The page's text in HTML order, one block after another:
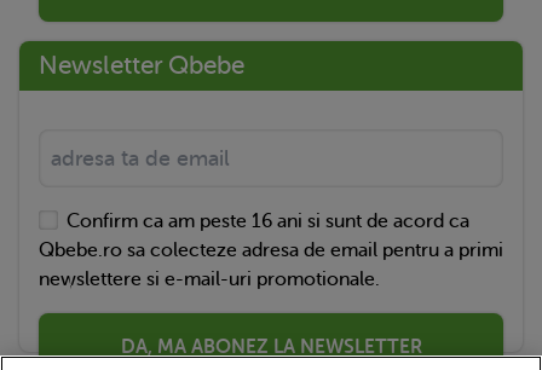
Newsletter Qbebe
Confirm ca am peste 16 ani si sunt de acord ca
Qbebe.ro sa colecteze adresa de email pentru a primi
newslettere si e-mail-uri promotionale.
DA, MA ABONEZ LA NEWSLETTER